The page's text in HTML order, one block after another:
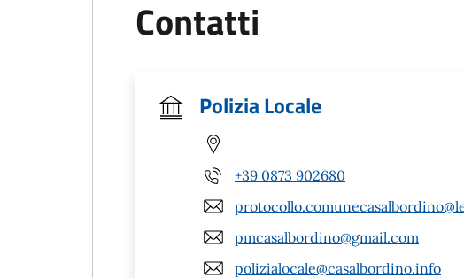
Contatti
Polizia Locale
+39 0873 902680
pmcasalbordino@gmail.com
polizialocale@casalbordino.info